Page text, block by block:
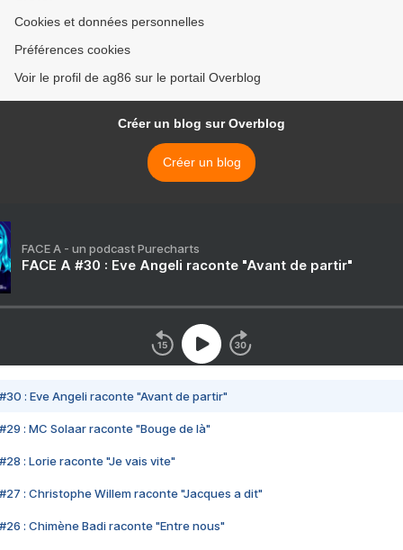
Cookies et données personnelles
Préférences cookies
Voir le profil de ag86 sur le portail Overblog
Créer un blog sur Overblog
Créer un blog
FACE A - un podcast Purecharts
FACE A #30 : Eve Angeli raconte "Avant de partir"
#30 : Eve Angeli raconte "Avant de partir"
#29 : MC Solaar raconte "Bouge de là"
#28 : Lorie raconte "Je vais vite"
#27 : Christophe Willem raconte "Jacques a dit"
#26 : Chimène Badi raconte "Entre nous"